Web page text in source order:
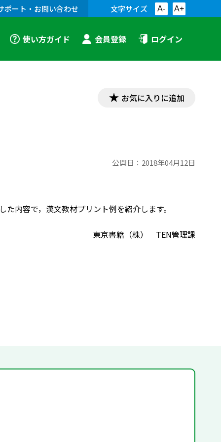
ポート・お問い合わせ 文字サイズ A- A+
使い方ガイド 会員登録 ログイン
お気に入りに追加
公開日： 2018年04月12日
内容で，漢文教材プリント例を紹介します。
東京書籍（株） TEN管理課